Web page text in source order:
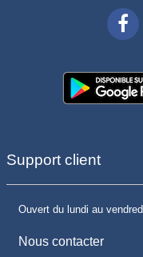
Support client
Ouvert du lundi au
Nous contacter